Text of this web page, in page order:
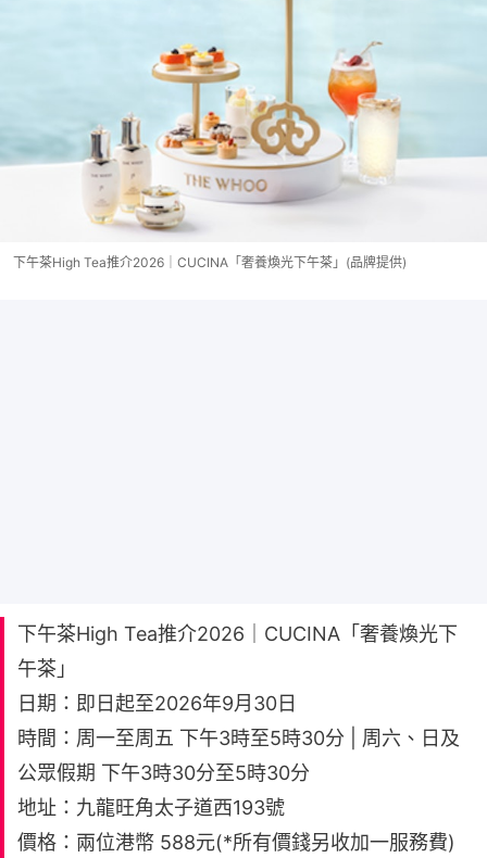
下午茶High Tea推介2026｜CUCINA「奢養煥光下午茶」(品牌提供)
下午茶High Tea推介2026｜CUCINA「奢養煥光下
午茶」
日期：即日起至2026年9月30日
時間：周一至周五 下午3時至5時30分 | 周六、日及
公眾假期 下午3時30分至5時30分
地址：九龍旺角太子道西193號
價格：兩位港幣 588元(*所有價錢另收加一服務費)